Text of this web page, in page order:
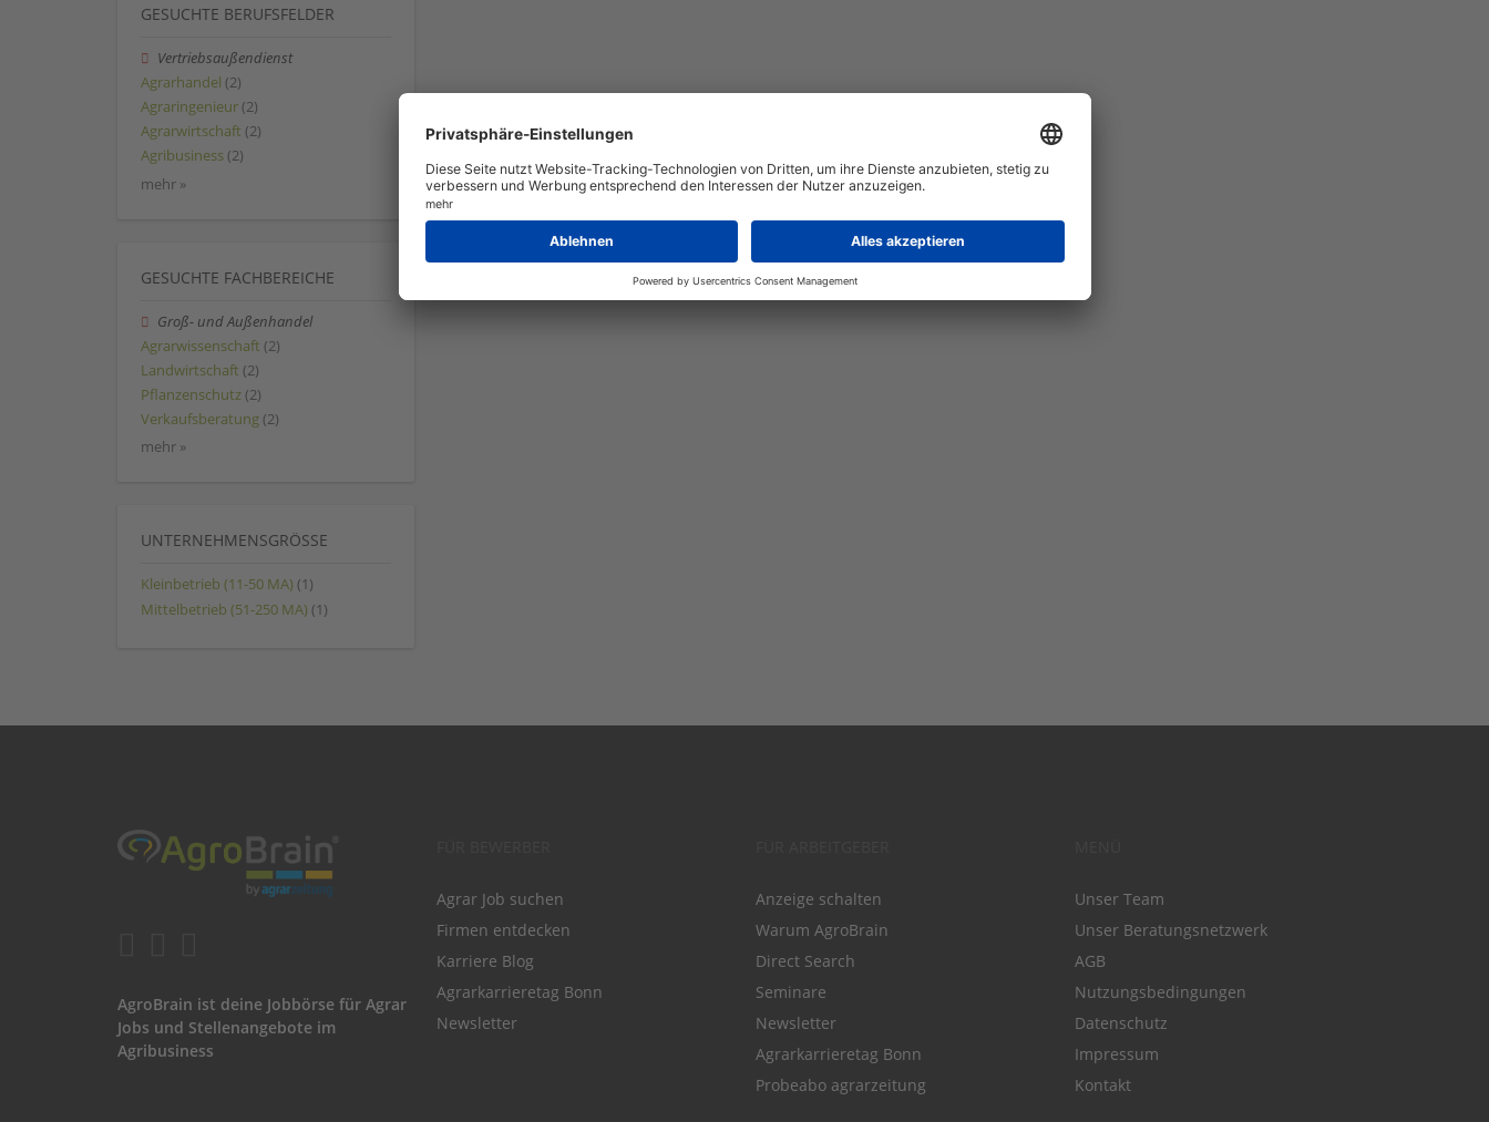
GESUCHTE BERUFSFELDER
Vertriebsaußendienst
Agrarhandel (2)
Agraringenieur (2)
Agrarwirtschaft (2)
Agribusiness (2)
mehr »
GESUCHTE FACHBEREICHE
Groß- und Außenhandel
Agrarwissenschaft (2)
Landwirtschaft (2)
Pflanzenschutz (2)
Verkaufsberatung (2)
mehr »
UNTERNEHMENSGRÖSSE
Kleinbetrieb (11-50 MA) (1)
Mittelbetrieb (51-250 MA) (1)
AgroBrain ist deine Jobbörse für Agrar
Jobs und Stellenangebote im
Agribusiness
Agrar Job suchen
Firmen entdecken
Karriere Blog
Agrarkarrieretag Bonn
Newsletter
Anzeige schalten
Warum AgroBrain
Direct Search
Seminare
Newsletter
Agrarkarrieretag Bonn
Probeabo agrarzeitung
Unser Team
Unser Beratungsnetzwerk
AGB
Nutzungsbedingungen
Datenschutz
Impressum
Kontakt